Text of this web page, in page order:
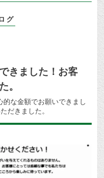
グ
きました！お客
。
的な金額でお願いできまし
だきました。